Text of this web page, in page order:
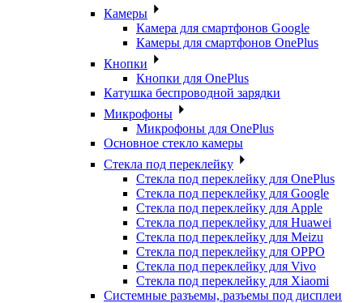
Камеры
Камера для смартфонов Google
Камеры для смартфонов OnePlus
Кнопки
Кнопки для OnePlus
Катушка беспроводной зарядки
Микрофоны
Микрофоны для OnePlus
Основное стекло камеры
Стекла под переклейку
Стекла под переклейку для OnePlus
Стекла под переклейку для Google
Стекла под переклейку для Apple
Стекла под переклейку для Huawei
Стекла под переклейку для Meizu
Стекла под переклейку для OPPO
Стекла под переклейку для Vivo
Стекла под переклейку для Xiaomi
Системные разъемы, разъемы под дисплеи